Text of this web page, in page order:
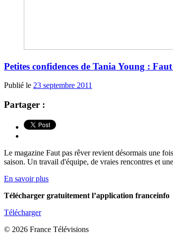
Petites confidences de Tania Young :
Publié le 23 septembre 2011
Partager :
Le magazine Faut pas rêver revient désormais une
saison. Un travail d'équipe, de vraies rencontres et
En savoir plus
Télécharger gratuitement l’application franceinfo
Télécharger
© 2026 France Télévisions